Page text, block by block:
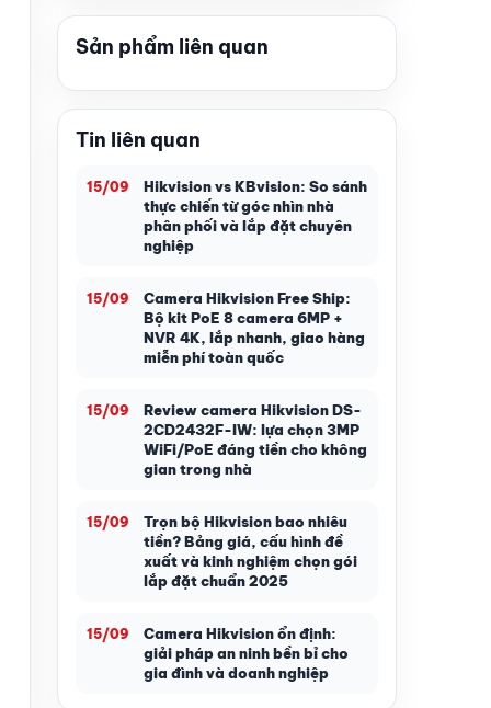
Sản phẩm liên quan
Tin liên quan
15/09
Hikvision vs KBvision: So sánh
thực chiến từ góc nhìn nhà
phân phối và lắp đặt chuyên
nghiệp
15/09
Camera Hikvision Free Ship:
Bộ kit PoE 8 camera 6MP +
NVR 4K, lắp nhanh, giao hàng
miễn phí toàn quốc
15/09
Review camera Hikvision DS-
2CD2432F-IW: lựa chọn 3MP
WiFi/PoE đáng tiền cho không
gian trong nhà
15/09
Trọn bộ Hikvision bao nhiêu
tiền? Bảng giá, cấu hình đề
xuất và kinh nghiệm chọn gói
lắp đặt chuẩn 2025
15/09
Camera Hikvision ổn định:
giải pháp an ninh bền bỉ cho
gia đình và doanh nghiệp